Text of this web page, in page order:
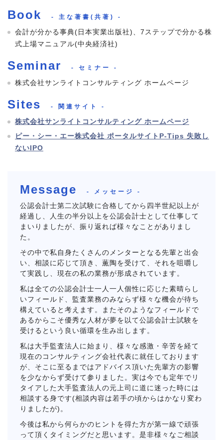
Book - 主な著書(共著) -
会計が分かる事典(日本実業出版社)、7ステップで分かる株
式上場マニュアル(中央経済社)
Seminar - セミナー -
株式会社サンライトコンサルティング ホームページ
Sites - 関連サイト -
株式会社サンライトコンサルティング ホームページ
ピー・シー・エー株式会社 ポータルサイトP-Tips 失敗し
ないIPO
Message - メッセージ -
公認会計士第二次試験に合格してから四半世紀以上が
経過し、人生の半分以上を公認会計士として仕事して
まいりましたが、振り返れば様々なことがありまし
た。
その中で私自身たくさんのメンターとなる先輩と出会
い、相談に応じて頂き、薫陶を受けて、それを咀嚼し
て実践し、現在の私の業務が形成されています。
私は全ての公認会計士一人一人個性に応じた素晴らし
いフィールド、監査業務のみならず様々な機会が待ち
構えていると考えます。またそのようなフィールドで
あるからこそ優秀な人材が夢を以て公認会計士試験を
受けるという良い循環を生み出します。
私は大手監査法人に始まり、様々な感激・辛苦を経て
現在のコンサルティング会社代表に就任しております
が、そこに至るまではアドバイス頂いた先輩方の影響
を少なからず受けて参りました。実は今でも定年でリ
タイアした大手監査法人の元上司に道に迷った時には
相談する身です(相談内容は若手の頃からはかなり変わ
りましたが)。
今後は私から何らかのヒントを得た方が第一線で頑張
って頂くタイミングだと思います。是非様々なご相談